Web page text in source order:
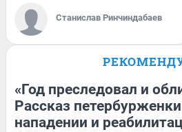
Станислав Ринчиндабаев
«Год преследовал и
Рассказ
нападении и